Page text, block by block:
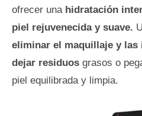
ofrecer una hidratación
piel rejuvenecida y suave.
eliminar el maquillaje y las
dejar residuos grasos o
piel equilibrada y limpia.